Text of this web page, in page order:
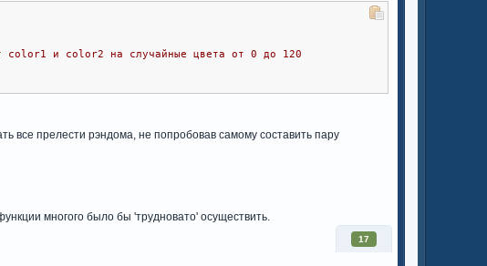
color1 и color2 на случайные цвета от 0 до 120
все прелести рэндома, не попробовав самому составить пару
многого было бы 'трудновато' осуществить.
17